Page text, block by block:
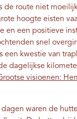
de route niet
hoogte eisten
en een positieve
snel
een kwestie van
dagelijkse
visioenen:
waren de